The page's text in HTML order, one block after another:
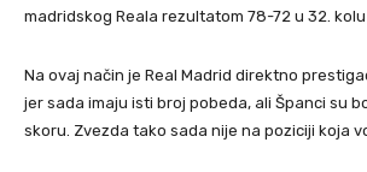
madridskog Reala rezultatom 78-72 u 32. kolu
Na ovaj način je Real Madrid direktno
jer sada imaju isti broj pobeda, ali Španci su
skoru. Zvezda tako sada nije na poziciji koja